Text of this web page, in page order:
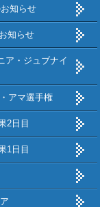
知らせ
知らせ
ア・ジュブナイ
アマ選手権
2日目
1日目